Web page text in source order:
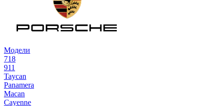
Модели
718
911
Taycan
Panamera
Macan
Cayenne